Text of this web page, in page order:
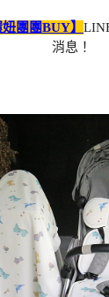
妞團團BUY】
消息！